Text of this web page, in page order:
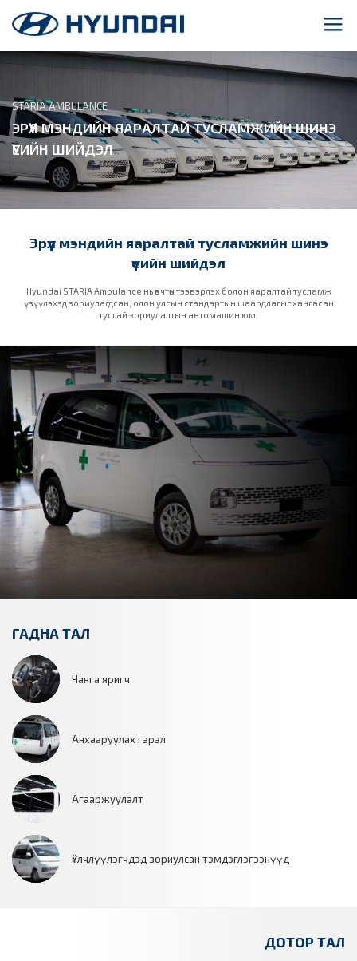
STARIA AMBULANCE
ЭРҮҮЛ МЭНДИЙН ЯАРАЛТАЙ ТУСЛАМЖИЙН ШИНЭ
ҮЕИЙН ШИЙДЭЛ
Эрүүл мэндийн яаралтай тусламжийн шинэ
үеийн шийдэл
Hyundai STARIA Ambulance нь өвчтөн тээвэрлэх болон яаралтай тусламж
үзүүлэхэд зориулагдсан, олон улсын стандартын шаардлагыг хангасан
тусгай зориулалтын автомашин юм.
ГАДНА ТАЛ
Чанга яригч
Анхааруулах гэрэл
Агааржуулалт
Үйлчлүүлэгчдэд зориулсан тэмдэглэгээнүүд
ДОТОР ТАЛ